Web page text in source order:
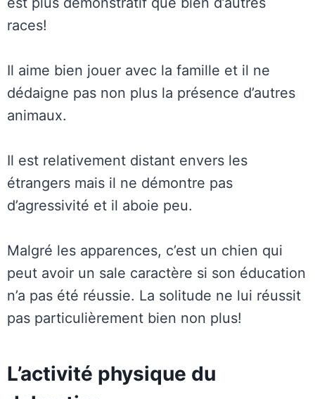
races!
Il aime bien jouer avec la famille et il ne
dédaigne pas non plus la présence d’autres
animaux.
Il est relativement distant envers les
étrangers mais il ne démontre pas
d’agressivité et il aboie peu.
Malgré les apparences, c’est un chien qui
peut avoir un sale caractère si son éducation
n’a pas été réussie. La solitude ne lui réussit
pas particulièrement bien non plus!
L’activité physique du